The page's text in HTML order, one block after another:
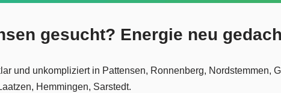
gesucht? Energie neu
und unkompliziert in Pattensen, Ronnenberg, Nordstemmen,
Hemmingen, Sarstedt.